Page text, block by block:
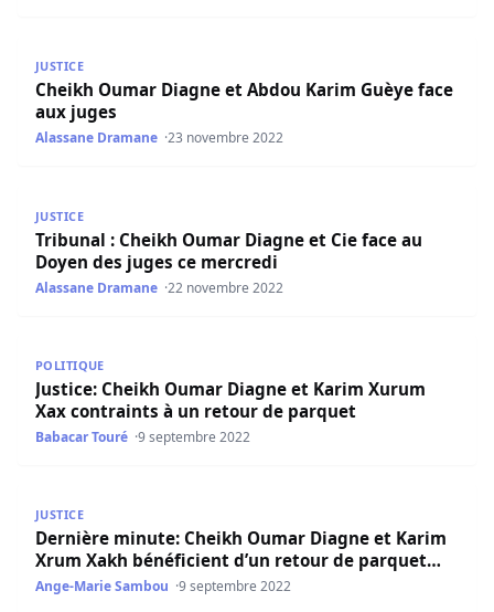
JUSTICE
Cheikh Oumar Diagne et Abdou Karim Guèye face
aux juges
Alassane Dramane 23 novembre 2022
JUSTICE
Tribunal : Cheikh Oumar Diagne et Cie face au
Doyen des juges ce mercredi
Alassane Dramane 22 novembre 2022
POLITIQUE
Justice: Cheikh Oumar Diagne et Karim Xurum
Xax contraints à un retour de parquet
Babacar Touré 9 septembre 2022
JUSTICE
Dernière minute: Cheikh Oumar Diagne et Karim
Xrum Xakh bénéficient d’un retour de parquet…
Ange-Marie Sambou 9 septembre 2022